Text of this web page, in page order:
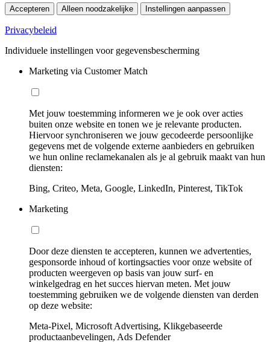
Accepteren Alleen noodzakelijke Instellingen aanpassen
Privacybeleid
Individuele instellingen voor gegevensbescherming
Marketing via Customer Match
Met jouw toestemming informeren we je ook over acties
buiten onze website en tonen we je relevante producten.
Hiervoor synchroniseren we jouw gecodeerde persoonlijke
gegevens met de volgende externe aanbieders en gebruiken
we hun online reclamekanalen als je al gebruik maakt van hun
diensten:
Bing, Criteo, Meta, Google, LinkedIn, Pinterest, TikTok
Marketing
Door deze diensten te accepteren, kunnen we advertenties,
gesponsorde inhoud of kortingsacties voor onze website of
producten weergeven op basis van jouw surf- en
winkelgedrag en het succes hiervan meten. Met jouw
toestemming gebruiken we de volgende diensten van derden
op deze website:
Meta-Pixel, Microsoft Advertising, Klikgebaseerde
productaanbevelingen, Ads Defender